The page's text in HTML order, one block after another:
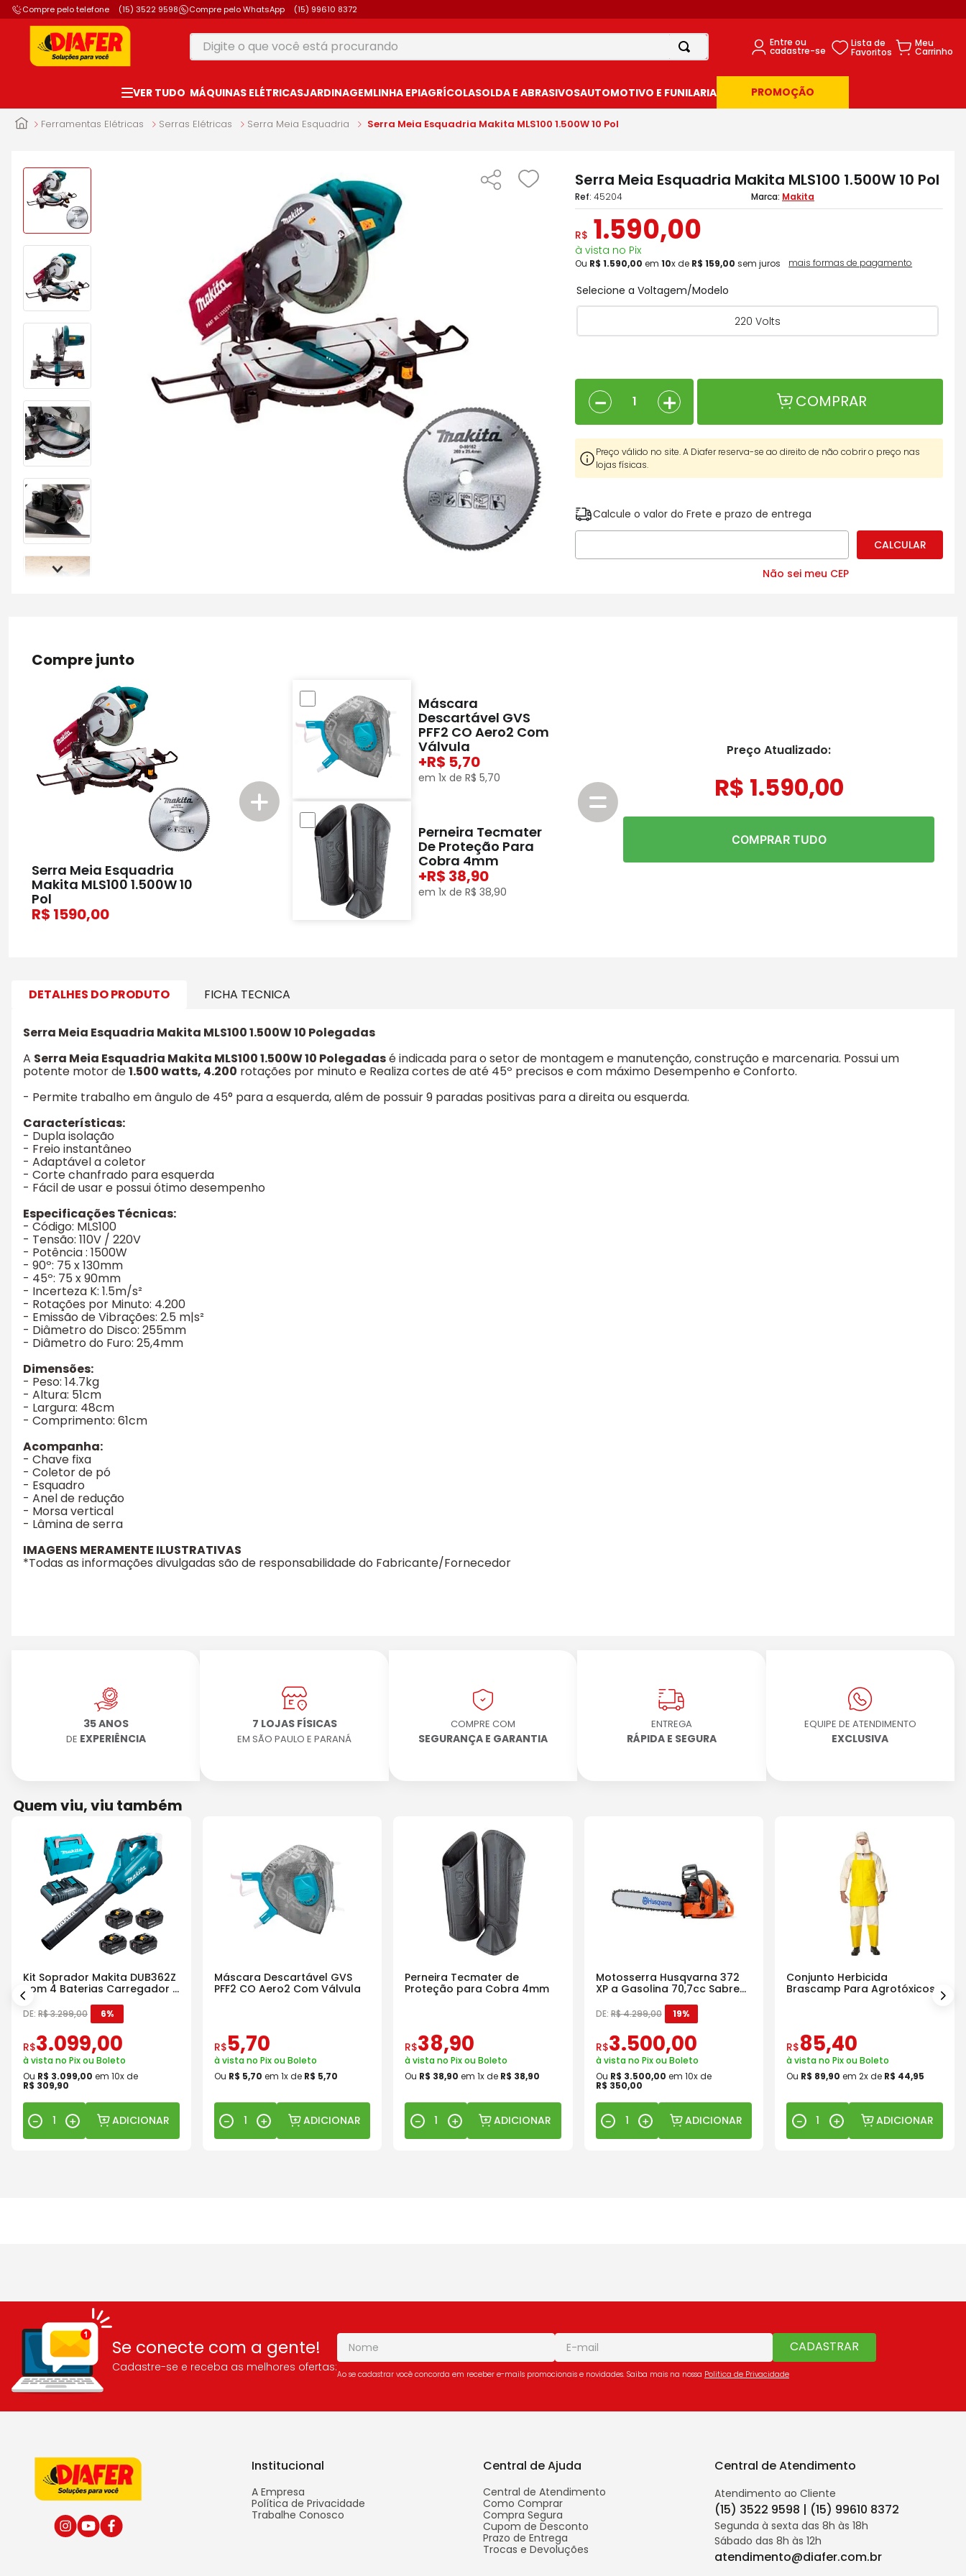
Compre pelo telefone (15) 3522 9598 Compre pelo WhatsApp (15) 99610 8372
Digite o que você está procurando
MÁQUINAS ELÉTRICASJARDINAGEMLINHA EPIAGRÍCOLASOLDA E ABRASIVOSAUTOMOTIVO E FUNILARIA PROMOÇÃO
Ferramentas Elétricas Serras Elétricas Serra Meia Esquadria Serra Meia Esquadria Makita MLS100 1.500W 10 Pol
Serra Meia Esquadria Makita MLS100 1.500W 10 Pol
: 45204 Makita
R$ 1.590,00
à vista no Pix
Ou R$ 1.590,00 em 10x de R$ 159,00 sem juros mais formas de pagamento
Selecione a Voltagem/Modelo
220 Volts
＋
－ COMPRAR
Preço válido no site. A Diafer reserva-se ao direito de não cobrir o preço nas
lojas físicas.
Calcule o valor do Frete e prazo de entrega
Não sei meu CEP
Compre junto
Serra Meia Esquadria
Makita MLS100 1.500W 10
Pol
1590,00
Máscara
Descartável GVS
PFF2 CO Aero2 Com
Válvula
+ 5,70
em1x deR$ 5,70
Perneira Tecmater
De Proteção Para
Cobra 4mm
+ 38,90
em1x deR$ 38,90
Preço Atualizado:
R$ 1.590,00
COMPRAR TUDO
DETALHES DO PRODUTO FICHA TECNICA
Serra Meia Esquadria Makita MLS100 1.500W 10 Polegadas
A Serra Meia Esquadria Makita MLS100 1.500W 10 Polegadasé indicada para o setor de montagem e manutenção, construção e marcenaria. Possui um
potente motor de1.500 watts, 4.200 rotações por minuto e Realiza cortes de até 45º precisos e com máximo Desempenho e Conforto.
- Permite trabalho em ângulo de 45° para a esquerda, além de possuir 9 paradas positivas para a direita ou esquerda.
Características:
- Dupla isolação
- Freio instantâneo
- Adaptável a coletor
- Corte chanfrado para esquerda
- Fácil de usar e possui ótimo desempenho
Especificações Técnicas:
- Código: MLS100
- Tensão: 110V / 220V
- Potência : 1500W
- 90º: 75 x 130mm
- 45º: 75 x 90mm
- Incerteza K: 1.5m/s²
- Rotações por Minuto: 4.200
- Emissão de Vibrações: 2.5 m|s²
- Diâmetro do Disco: 255mm
- Diâmetro do Furo: 25,4mm
Dimensões:
- Peso: 14.7kg
- Altura: 51cm
- Largura: 48cm
- Comprimento: 61cm
Acompanha:
- Chave fixa
- Coletor de pó
- Esquadro
- Anel de redução
- Morsa vertical
- Lâmina de serra
IMAGENS MERAMENTE ILUSTRATIVAS
*Todas as informações divulgadas são de responsabilidade do Fabricante/Fornecedor
35 ANOS
DE EXPERIÊNCIA
7 LOJAS FÍSICAS
EM SÃO PAULO E PARANÁ
COMPRE COM
SEGURANÇA E GARANTIA
ENTREGA
RÁPIDA E SEGURA
EQUIPE DE ATENDIMENTO
EXCLUSIVA
Quem viu, viu também
Kit Soprador Makita DUB362Z
com 4 Baterias Carregador e
Maleta
DE: R$3.299,00 6%
R$3.099,00
à vista no Pix ou Boleto
Ou R$ 3.099,00 em 10x de
R$ 309,90
＋
－ ADICIONAR
Máscara Descartável GVS
PFF2 CO Aero2 Com Válvula
R$5,70
à vista no Pix ou Boleto
Ou R$ 5,70 em 1x de R$ 5,70
＋
－ ADICIONAR
Perneira Tecmater de
Proteção para Cobra 4mm
R$38,90
à vista no Pix ou Boleto
Ou R$ 38,90 em1x de R$ 38,90
＋
－ ADICIONAR
Motosserra Husqvarna 372
XP a Gasolina 70,7cc Sabre
DE:R$4.299,00 19%
R$3.500,00
à vista no Pix ou Boleto
Ou R$ 3.500,00 em 10x de
R$ 350,00
＋
－ ADICIONAR
Conjunto Herbicida
Brascamp Para Agrotóxicos
30 Lavagens
R$85,40
à vista no Pix ou Boleto
Ou R$ 89,90 em2x de R$ 44,95
＋
－ ADICIONAR
Se conecte com a gente!
Cadastre-se e receba as melhores ofertas:
CADASTRAR
Ao se cadastrar você concorda em receber e-mails promocionais e novidades. Saiba mais na nossa Politica de Privacidade
Institucional
A Empresa
Política de Privacidade
Trabalhe Conosco
Central de Ajuda
Central de Atendimento
Como Comprar
Compra Segura
Cupom de Desconto
Prazo de Entrega
Trocas e Devoluções
Central de Atendimento
Atendimento ao Cliente
(15) 3522 9598 | (15) 99610 8372
Segunda à sexta das 8h às 18h
Sábado das 8h às 12h
atendimento@diafer.com.br
1º
motosserra
2 º
furadeira
parafusadeira